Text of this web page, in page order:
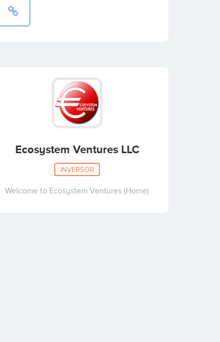
Ecosystem Ventures LLC
INVERSOR
Welcome to Ecosystem Ventures (Home)